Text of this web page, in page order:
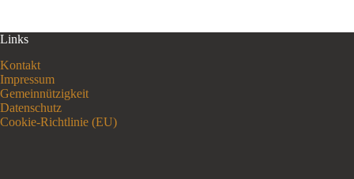
Links
Kontakt
Impressum
Gemeinnützigkeit
Datenschutz
Cookie-Richtlinie (EU)